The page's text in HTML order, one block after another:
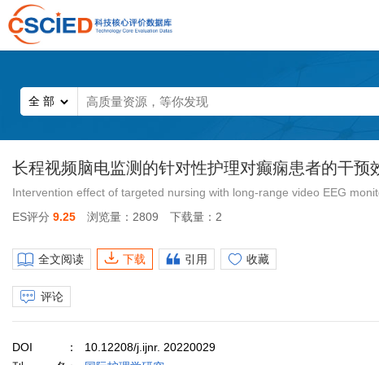
长程视频脑电监测的针对性护理对癫痫患者的干预
Intervention effect of targeted nursing with long-range video EEG
ES评分 9.25 浏览量：2809 下载量：2
全文阅读 下载 引用 收藏
评论
DOI
10.12208/j.ijnr. 20220029